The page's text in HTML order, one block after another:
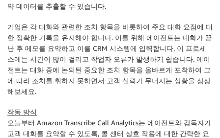
약 데이터를 추출할 수 있습니다.
기업은 각 대화와 관련한 조치 항목을 비롯하여 주요 대화 요점에 대
한 정확한 기록을 유지해야 합니다. 이를 위해 에이전트는 대화가 끝
난 후 메모를 요약하고 이를 CRM 시스템에 입력합니다. 이 프로세
스에는 시간이 많이 걸리고 작업자 오류가 발생하기 쉽습니다. 에이
전트는 대화 중에 논의된 중요한 조치 항목을 올바르게 포착하여 그
에 따라 조치를 취하지 못하면서 고객 신뢰가 무너지는 상황을 상상
해보세요.
작동 방식
오늘부터 Amazon Transcribe Call Analytics는 에이전트와 감독자가
고객 대화를 요약할 수 있도록, 콜 센터 상호 작용에 대한 간략한 요